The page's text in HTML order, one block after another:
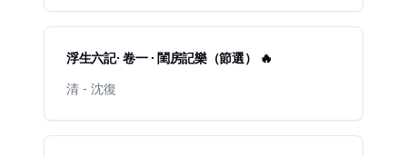
浮生六記· 卷一 · 閨房記樂（節選） 🔥
清 - 沈復